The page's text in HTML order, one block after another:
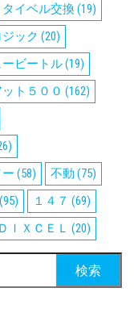
タイベル交換(19)
ック (20)
ービートル(19)
ト５００ (162)
ー (58) 不動 (75)
(95) １４７ (69)
ＤＩＸＣＥＬ (20)